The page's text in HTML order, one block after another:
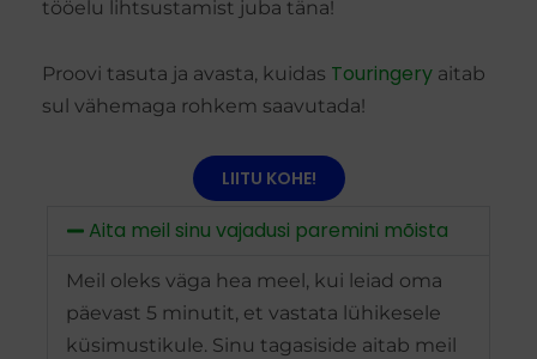
tööelu lihtsustamist juba täna!
Proovi tasuta ja avasta, kuidas Touringery aitab
sul vähemaga rohkem saavutada!
LIITU KOHE!
Aita meil sinu vajadusi paremini mõista
Meil oleks väga hea meel, kui leiad oma
päevast 5 minutit, et vastata lühikesele
küsimustikule. Sinu tagasiside aitab meil